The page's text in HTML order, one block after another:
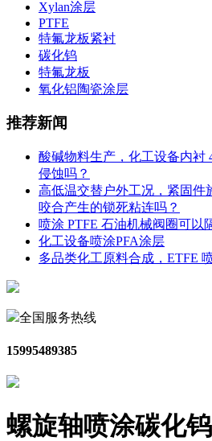
Xylan涂层
PTFE
特氟龙板紧衬
碳化钨
特氟龙板
氧化铝陶瓷涂层
推荐新闻
酸碱物料生产，化工设备内衬
侵蚀吗？
高低温交替户外工况，紧固件
咬合产生的锁死粘连吗？
喷涂 PTFE 石油机械阀圈可以
化工设备喷涂PFA涂层
多品类化工原料合成，ETFE
全国服务热线
15995489385
螺旋轴喷涂碳化钨